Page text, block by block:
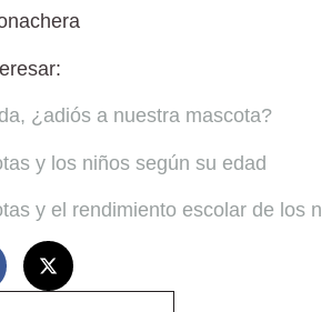
¿adiós a nuestra mascota?
y los niños según su edad
y el rendimiento escolar de los